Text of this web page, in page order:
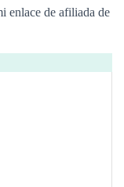
enlace de afiliada de